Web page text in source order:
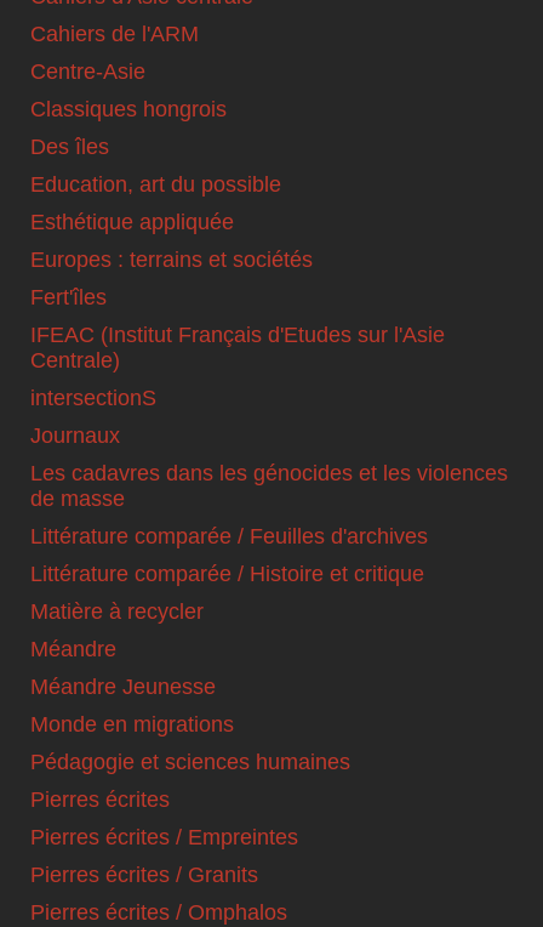
Cahiers de l'ARM
Centre-Asie
Classiques hongrois
Des îles
Education, art du possible
Esthétique appliquée
Europes : terrains et sociétés
Fert'îles
IFEAC (Institut Français d'Etudes sur l'Asie
Centrale)
intersectionS
Journaux
Les cadavres dans les génocides et les violences
de masse
Littérature comparée / Feuilles d'archives
Littérature comparée / Histoire et critique
Matière à recycler
Méandre
Méandre Jeunesse
Monde en migrations
Pédagogie et sciences humaines
Pierres écrites
Pierres écrites / Empreintes
Pierres écrites / Granits
Pierres écrites / Omphalos